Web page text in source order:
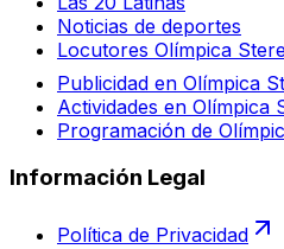
Noticias de deportes
Locutores Olímpica
Publicidad en Olímpica
Actividades en Olímpica
Programación de
Información Legal
Política de Privacidad